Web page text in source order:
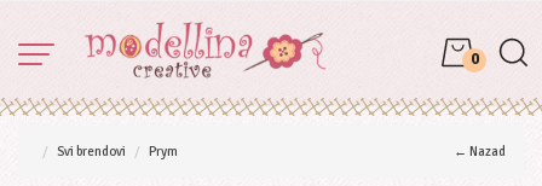
0
Svi brendovi Prym ← Nazad